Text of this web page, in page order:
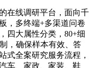
在线调研平台，面向千
，多终端+多渠道问卷
四大属性分类，80+细
，确保样本有效、答
式全案研究服务流程，
车、家政、家装、鞋